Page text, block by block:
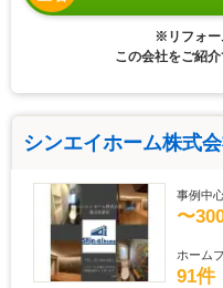
※リフォー
この会社をご紹介
シンエイホーム株式
事例中
〜
ホーム
91件